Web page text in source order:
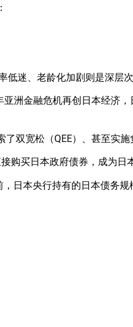
迷、老龄化加剧则是深层次
洲金融危机再创日本经济
双宽松（QEE）、甚至实
购买日本政府债券，成为日
日本央行持有的日本债务规